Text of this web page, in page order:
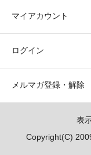
マイアカウント
ログイン
メルマガ登録・解除
表
Copyright(C)